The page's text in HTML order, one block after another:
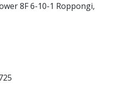
8F 6-10-1 Roppongi,